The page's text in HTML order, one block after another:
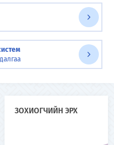
ЗОХИОГЧИЙН ЭРХ